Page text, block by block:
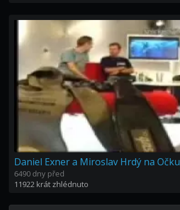
Daniel Exner a Miroslav Hrdý na Očku
6490 dny před
11922 krát zhlédnuto